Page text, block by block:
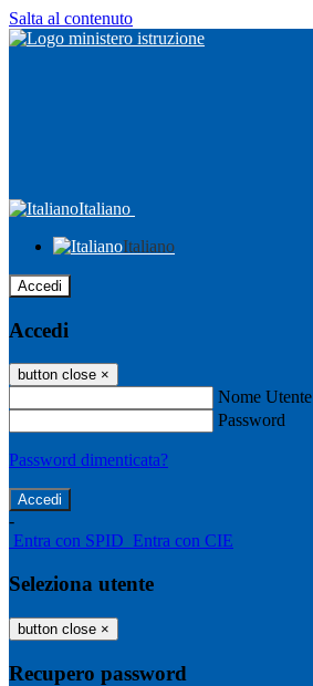
Salta al contenuto
Italiano
Italiano
Accedi
Accedi
button close ×
Nome Utente
Password
Password dimenticata?
-
Entra con SPID Entra con CIE
Seleziona utente
button close ×
Recupero password